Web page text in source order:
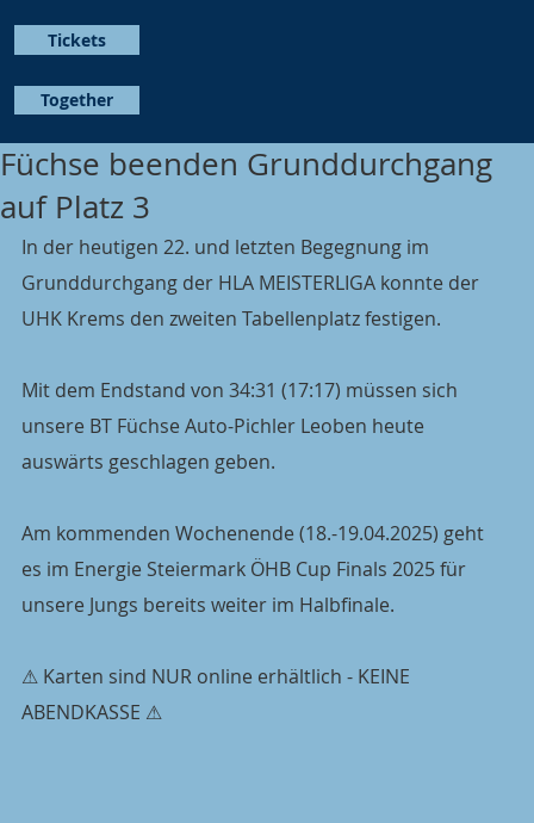
Together
Tickets
Füchse beenden Grunddurchgang
auf Platz 3
In der heutigen 22. und letzten Begegnung im
Grunddurchgang der HLA MEISTERLIGA konnte der
UHK Krems den zweiten Tabellenplatz festigen.
Mit dem Endstand von 34:31 (17:17) müssen sich
unsere BT Füchse Auto-Pichler Leoben heute
auswärts geschlagen geben.
Am kommenden Wochenende (18.-19.04.2025) geht
es im Energie Steiermark ÖHB Cup Finals 2025 für
unsere Jungs bereits weiter im Halbfinale.
⚠ Karten sind NUR online erhältlich - KEINE
ABENDKASSE ⚠